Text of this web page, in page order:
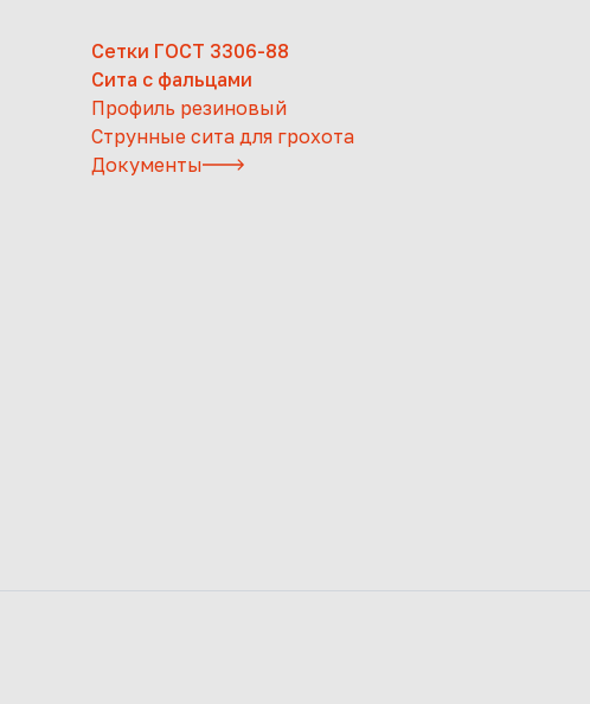
Сетки ГОСТ 3306-88
Сита с фальцами
Профиль резиновый
Струнные сита для грохота
Документы